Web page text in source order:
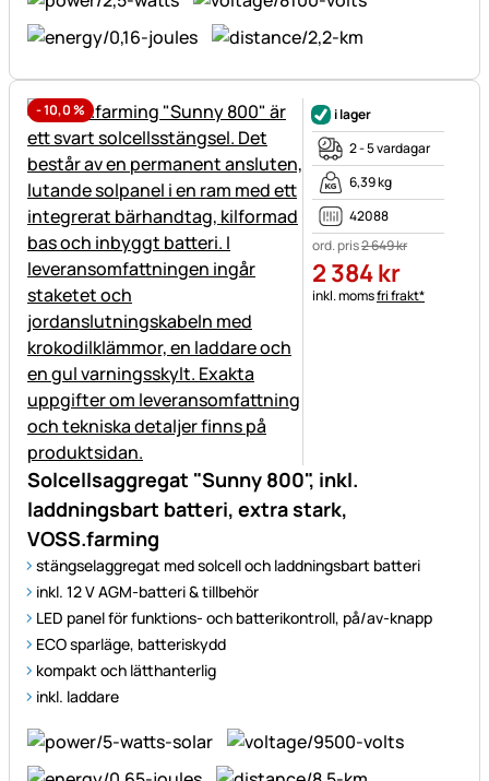
-10,0%
Solcellsaggregat "Sunny 800", inkl.
laddningsbart batteri, extra stark,
VOSS.farming
stängselaggregat med solcell och laddningsbart batteri
inkl. 12 V AGM-batteri & tillbehör
LED panel för funktions- och batterikontroll, på/av-knapp
ECO sparläge, batteriskydd
kompakt och lätthanterlig
inkl. laddare
i lager
2 - 5 vardagar
6,39 kg
42088
ord. pris2 649kr
2 384kr
Skatteinformation:
inkl. momsfri frakt*